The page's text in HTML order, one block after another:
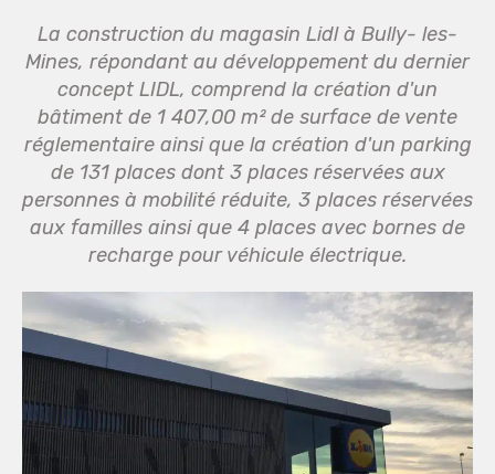
La construction du magasin Lidl à Bully- les-
Mines, répondant au développement du dernier
concept LIDL, comprend la création d'un
bâtiment de 1 407,00 m² de surface de vente
réglementaire ainsi que la création d'un parking
de 131 places dont 3 places réservées aux
personnes à mobilité réduite, 3 places réservées
aux familles ainsi que 4 places avec bornes de
recharge pour véhicule électrique.